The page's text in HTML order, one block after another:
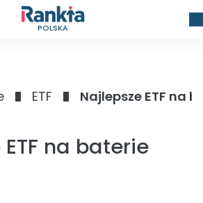
POLSKA
ETF Najlepsze ETF na
na baterie